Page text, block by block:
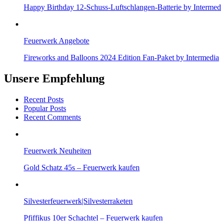
Happy Birthday 12-Schuss-Luftschlangen-Batterie by
Feuerwerk Angebote
Fireworks and Balloons 2024 Edition Fan-Paket by Intermedia
Unsere Empfehlung
Recent Posts
Popular Posts
Recent Comments
Feuerwerk Neuheiten
Gold Schatz 45s – Feuerwerk kaufen
Silvesterfeuerwerk|Silvesterraketen
Pfiffikus 10er Schachtel – Feuerwerk kaufen